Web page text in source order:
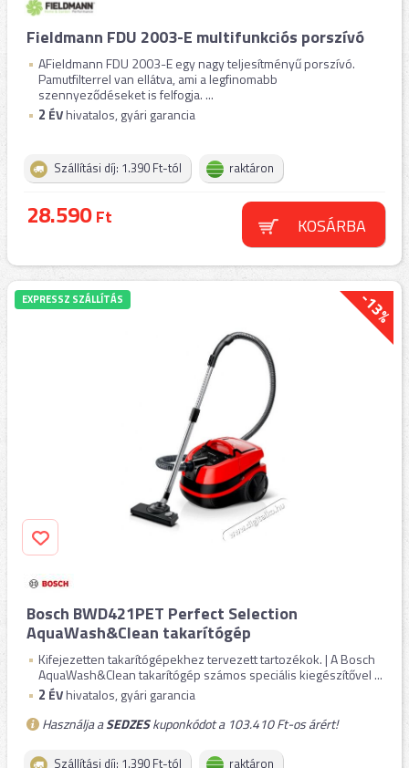
Fieldmann FDU 2003-E multifunkciós porszívó
AFieldmann FDU 2003-E egy nagy teljesítményű porszívó.
Pamutfilterrel van ellátva, ami a legfinomabb
szennyeződéseket is felfogja. ...
2 ÉVhivatalos, gyári garancia
Szállítási díj: 1.390 Ft-tól raktáron
28.590Ft KOSÁRBA
-13%
EXPRESSZ SZÁLLÍTÁS
Bosch BWD421PET Perfect Selection
AquaWash&Clean takarítógép
Kifejezetten takarítógépekhez tervezett tartozékok. | A Bosch
AquaWash&Clean takarítógép számos speciális kiegészítővel ...
2 ÉVhivatalos, gyári garancia
Használja aSEDZESkuponkódot a 103.410 Ft-os árért!
Szállítási díj: 1.390 Ft-tól raktáron